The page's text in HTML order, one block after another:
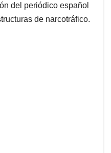
del periódico español
de narcotráfico.